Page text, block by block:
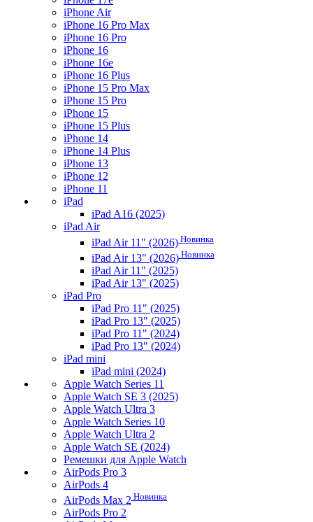
iPhone Air
iPhone 16 Pro Max
iPhone 16 Pro
iPhone 16
iPhone 16e
iPhone 16 Plus
iPhone 15 Pro Max
iPhone 15 Pro
iPhone 15
iPhone 15 Plus
iPhone 14
iPhone 14 Plus
iPhone 13
iPhone 12
iPhone 11
iPad
iPad A16 (2025)
iPad Air
iPad Air 11" (2026) Новинка
iPad Air 13" (2026) Новинка
iPad Air 11" (2025)
iPad Air 13" (2025)
iPad Pro
iPad Pro 11" (2025)
iPad Pro 13" (2025)
iPad Pro 11" (2024)
iPad Pro 13" (2024)
iPad mini
iPad mini (2024)
Apple Watch Series 11
Apple Watch SE 3 (2025)
Apple Watch Ultra 3
Apple Watch Series 10
Apple Watch Ultra 2
Apple Watch SE (2024)
Ремешки для Apple Watch
AirPods Pro 3
AirPods 4
AirPods Max 2 Новинка
AirPods Pro 2